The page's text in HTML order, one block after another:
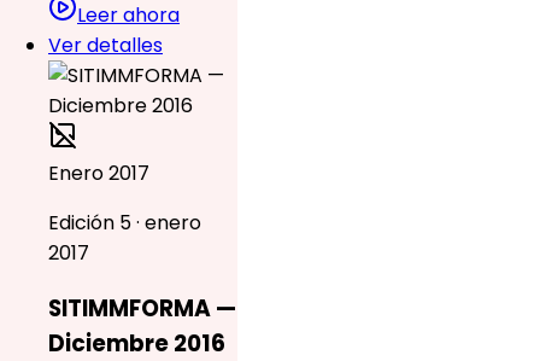
Leer ahora
Ver detalles
Enero 2017
Edición 5 · enero
2017
SITIMMFORMA —
Diciembre 2016